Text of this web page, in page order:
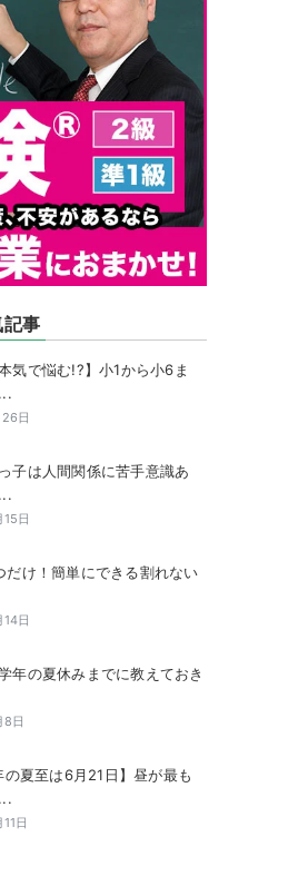
事
本気で悩む!?】小1から小6ま
日
子は人間関係に苦手意識あ
日
だけ！簡単にできる割れない
日
年の夏休みまでに教えておき
日
の夏至は6月21日】昼が最も
日